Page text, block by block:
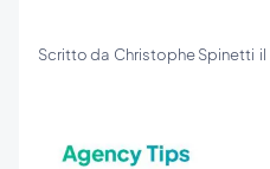
Scritto da Christophe Spinetti il